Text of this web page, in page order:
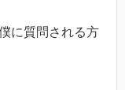
に質問される方